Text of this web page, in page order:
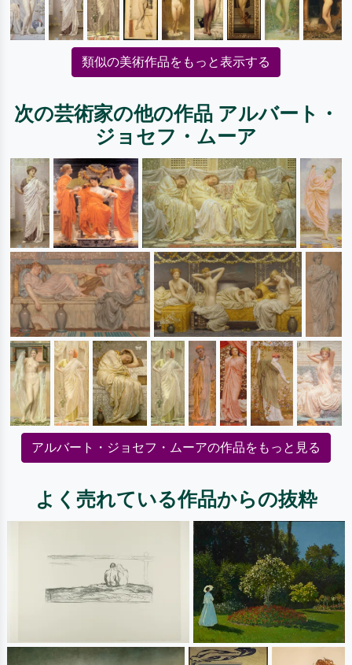
類似の美術作品をもっと表示する
次の芸術家の他の作品 アルバート・
ジョセフ・ムーア
アルバート・ジョセフ・ムーアの作品をもっと見る
よく売れている作品からの抜粋